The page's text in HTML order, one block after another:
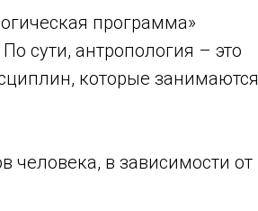
программа»
сути, антропология – это
которые занимаются
человека, в зависимости от